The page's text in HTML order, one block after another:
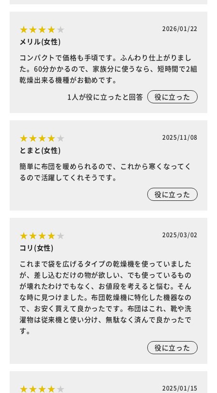
2026/01/22
メリル(女性)
コンパクトで価格も手頃です。ふんわり仕上がりまし
た。60分かかるので、家族分に使うなら、短時間で2組
乾燥出来る機種がお勧めです。
1人が役に立ったと回答 役に立った
2025/11/08
とまと(女性)
簡単に布団を暖められるので、これから寒くなってく
るので活躍してくれそうです。
役に立った
2025/03/02
コリ(女性)
これまで袋を広げるタイプの乾燥機を使っていました
が、差し込むだけの物が欲しい、でも使っているもの
が壊れたわけでもなく、お値段を考えると悩む。そん
な時に見つけました。布団乾燥機に特化した機器なの
で、お安く買えて良かったです。布団はこれ、靴や洗
濯物は従来機と使い分け、無駄なく済んで良かったで
す。
役に立った
2025/01/15